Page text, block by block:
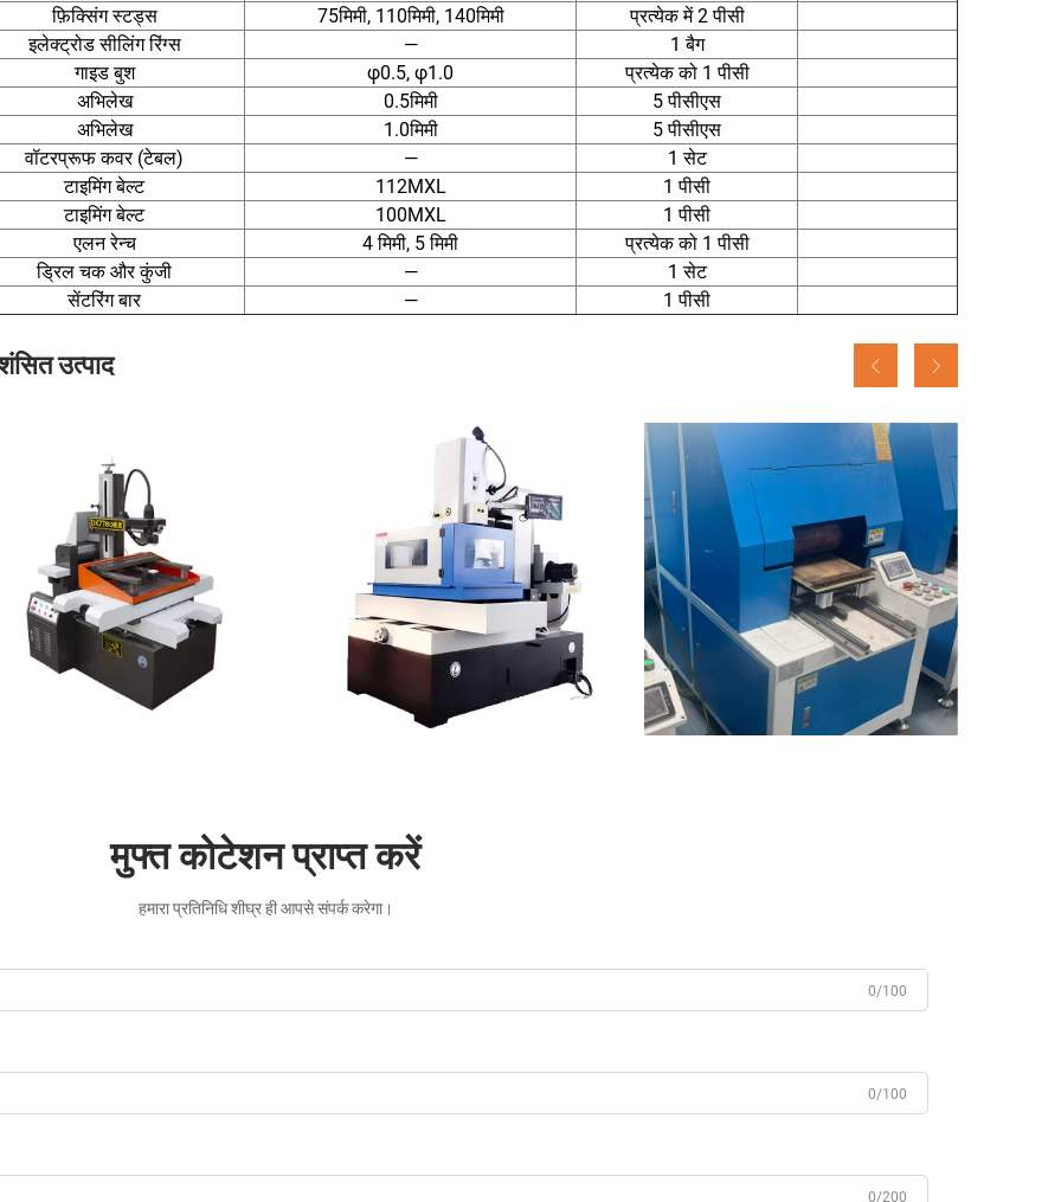
फ़िक्सिंग स्टड्स
75मिमी, 110मिमी, 140मिमी
प्रत्येक में 2 पीसी
इलेक्ट्रोड सीलिंग रिंग्स
—
1 बैग
गाइड बुश
φ0.5, φ1.0
प्रत्येक को 1 पीसी
अभिलेख
0.5मिमी
5 पीसीएस
अभिलेख
1.0मिमी
5 पीसीएस
वॉटरप्रूफ कवर (टेबल)
—
1 सेट
टाइमिंग बेल्ट
112MXL
1 पीसी
टाइमिंग बेल्ट
100MXL
1 पीसी
एलन रेन्च
4 मिमी, 5 मिमी
प्रत्येक को 1 पीसी
ड्रिल चक और कुंजी
—
1 सेट
सेंटरिंग बार
— 1 पीसी
उत्पाद
मुफ्त कोटेशन प्राप्त करें
हमारा प्रतिनिधि शीघ्र ही आपसे संपर्क करेगा।
0/100
0/100
0/200